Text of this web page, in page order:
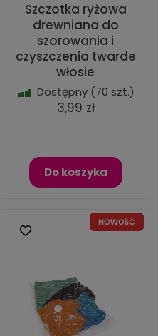
Szczotka ryżowa
drewniana do
szorowania i
czyszczenia twarde
włosie
Dostępny (70 szt.)
3,99 zł
Do koszyka